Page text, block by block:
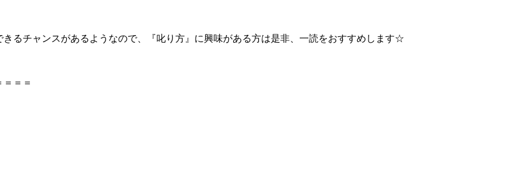
るチャンスがあるようなので、『叱り方』に興味がある方は是非、一読をおすすめします☆
＝＝